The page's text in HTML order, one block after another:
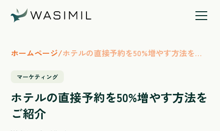
ホームページ/ホテルの直接予約を50%増やす方法をご
紹介
マーケティング
ホテルの直接予約を50%増やす方法を
ご紹介